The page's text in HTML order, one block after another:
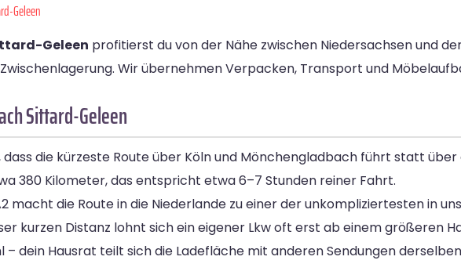
Geleen
Geleen profitierst du von der Nähe zwischen Niedersachsen und
Wir übernehmen Verpacken, Transport und
Sittard-Geleen
die kürzeste Route über Köln und Mönchengladbach führt statt
380 Kilometer, das entspricht etwa 6–7 Stunden reiner Fahrt.
macht die Route in die Niederlande zu einer der unkompliziertesten in
kurzen Distanz lohnt sich ein eigener Lkw oft erst ab einem größeren
– dein Hausrat teilt sich die Ladefläche mit anderen Sendungen